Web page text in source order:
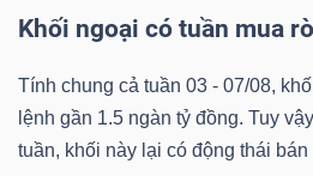
Khối ngoại có tuần mua
Tính chung cả tuần 03 - 07/08,
lệnh gần 1.5 ngàn tỷ đồng. Tuy
tuần, khối này lại có động thái
CHĂM
SÓC